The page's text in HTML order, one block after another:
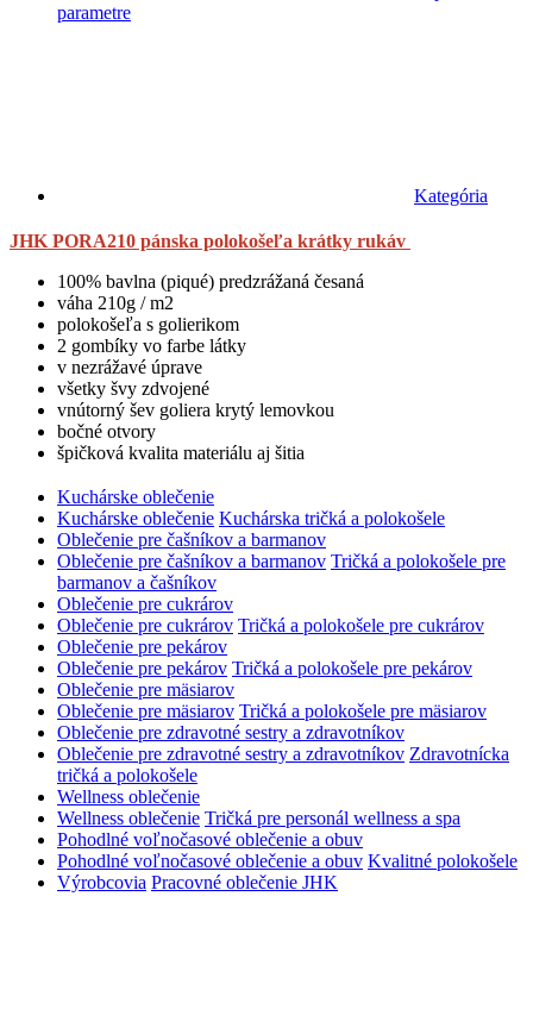
parametre
Kategória
JHK PORA210 pánska polokošeľa krátky rukáv
100% bavlna (piqué) predzrážaná česaná
váha 210g / m2
polokošeľa s golierikom
2 gombíky vo farbe látky
v nezrážavé úprave
všetky švy zdvojené
vnútorný šev goliera krytý lemovkou
bočné otvory
špičková kvalita materiálu aj šitia
Kuchárske oblečenie
Kuchárske oblečenie Kuchárska tričká a polokošele
Oblečenie pre čašníkov a barmanov
Oblečenie pre čašníkov a barmanov Tričká a polokošele pre
barmanov a čašníkov
Oblečenie pre cukrárov
Oblečenie pre cukrárov Tričká a polokošele pre cukrárov
Oblečenie pre pekárov
Oblečenie pre pekárov Tričká a polokošele pre pekárov
Oblečenie pre mäsiarov
Oblečenie pre mäsiarov Tričká a polokošele pre mäsiarov
Oblečenie pre zdravotné sestry a zdravotníkov
Oblečenie pre zdravotné sestry a zdravotníkov Zdravotnícka
tričká a polokošele
Wellness oblečenie
Wellness oblečenie Tričká pre personál wellness a spa
Pohodlné voľnočasové oblečenie a obuv
Pohodlné voľnočasové oblečenie a obuv Kvalitné polokošele
Výrobcovia Pracovné oblečenie JHK